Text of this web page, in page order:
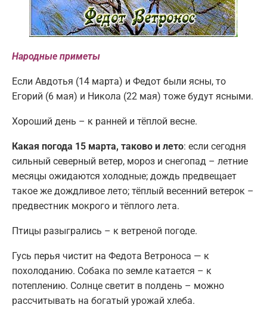
Народные приметы
Если Авдотья (14 марта) и Федот были ясны, то
Егорий (6 мая) и Никола (22 мая) тоже будут ясными.
Хороший день – к ранней и тёплой весне.
Какая погода 15 марта, таково и лето: если сегодня
сильный северный ветер, мороз и снегопад – летние
месяцы ожидаются холодные; дождь предвещает
такое же дождливое лето; тёплый весенний ветерок –
предвестник мокрого и тёплого лета.
Птицы разыгрались – к ветреной погоде.
Гусь перья чистит на Федота Ветроноса — к
похолоданию. Собака по земле катается – к
потеплению. Солнце светит в полдень – можно
рассчитывать на богатый урожай хлеба.